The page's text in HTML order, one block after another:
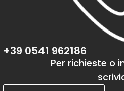
+39 0541 962186
Per richieste o